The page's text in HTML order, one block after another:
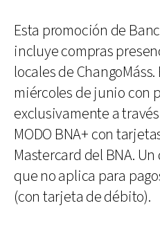
Esta promoción de
incluye compras
locales de
miércoles de junio con
exclusivamente a
MODO BNA+ con
Mastercard del BNA.
que no aplica para
(con tarjeta de débito).